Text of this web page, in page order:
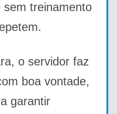
sem treinamento
o servidor faz
boa vontade,
garantir